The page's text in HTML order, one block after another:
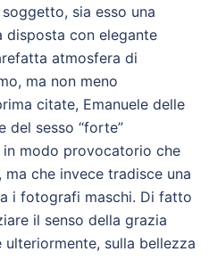
sia esso una
disposta con elegante
atmosfera di
ma non meno
citate, Emanuele delle
del sesso “forte”
modo provocatorio che
che invece tradisce una
i fotografi maschi. Di fatto
il senso della grazia
sulla bellezza